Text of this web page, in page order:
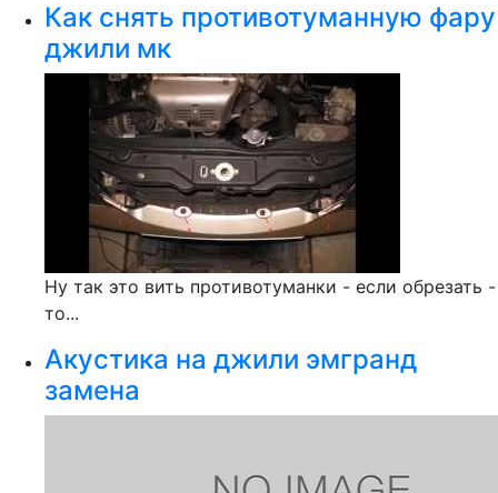
Как снять противотуманную фару
джили мк
Ну так это вить противотуманки - если обрезать -
то...
Акустика на джили эмгранд
замена